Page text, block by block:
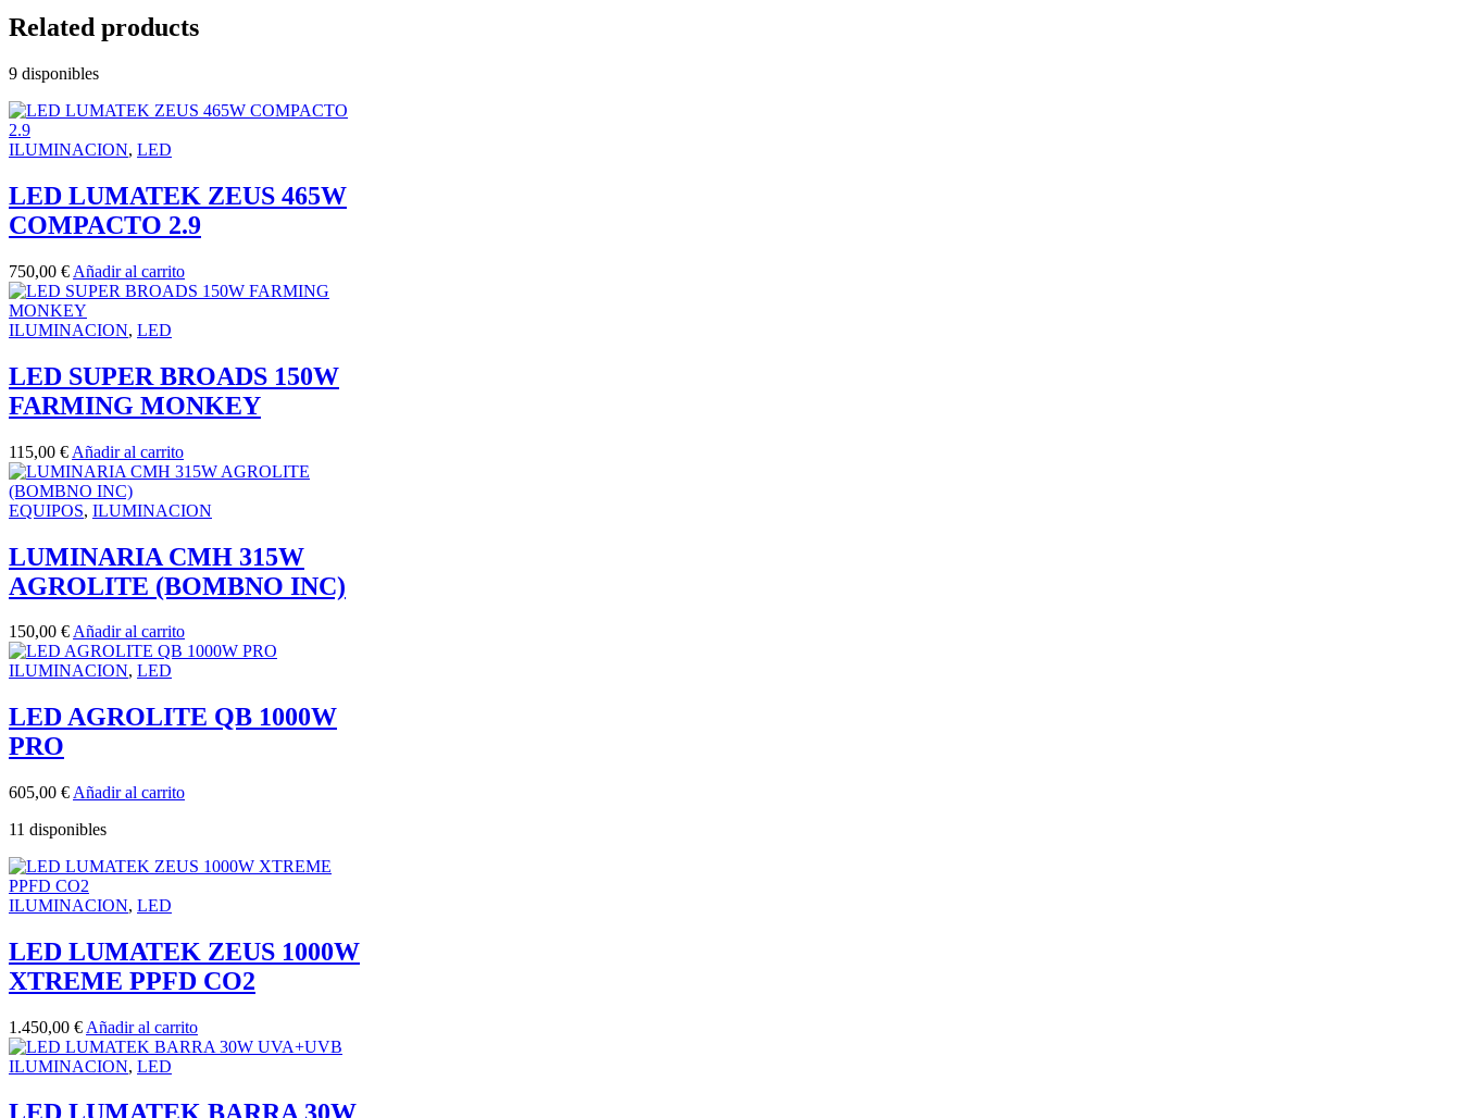
Related products
9 disponibles
ILUMINACION, LED
LED LUMATEK ZEUS 465W
COMPACTO 2.9
750,00 € Añadir al carrito
ILUMINACION, LED
LED SUPER BROADS 150W
FARMING MONKEY
115,00 € Añadir al carrito
EQUIPOS, ILUMINACION
LUMINARIA CMH 315W
AGROLITE (BOMBNO INC)
150,00 €Añadir al carrito
ILUMINACION, LED
LED AGROLITE QB 1000W
PRO
605,00 € Añadir al carrito
11 disponibles
ILUMINACION, LED
LED LUMATEK ZEUS 1000W
XTREME PPFD CO2
1.450,00 € Añadir al carrito
ILUMINACION, LED